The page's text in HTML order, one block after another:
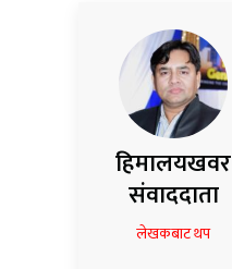
हिमालयखवर
संवाददाता
लेखकबाट थप